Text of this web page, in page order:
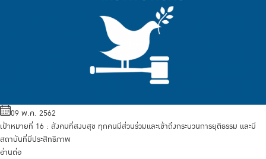
09 พ.ค. 2562
เป้าหมายที่ 16 : สังคมที่สงบสุข ทุกคนมีส่วนร่วมและเข้าถึงกระบวนการยุติธรรม และมี
สถาบันที่มีประสิทธิภาพ
อ่านต่อ